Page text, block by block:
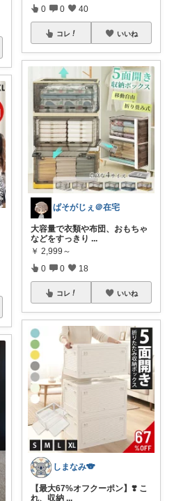
0 0 40
コレ いいね
ぱそがじぇ＠在宅
大容量で衣類や布団、おもちゃ
などをすっきり ...
￥ 2,999～
0 0 18
コレ いいね
しまなみ🐨
【最大67%オフクーポン】❣️ こ
れ、収納 ...